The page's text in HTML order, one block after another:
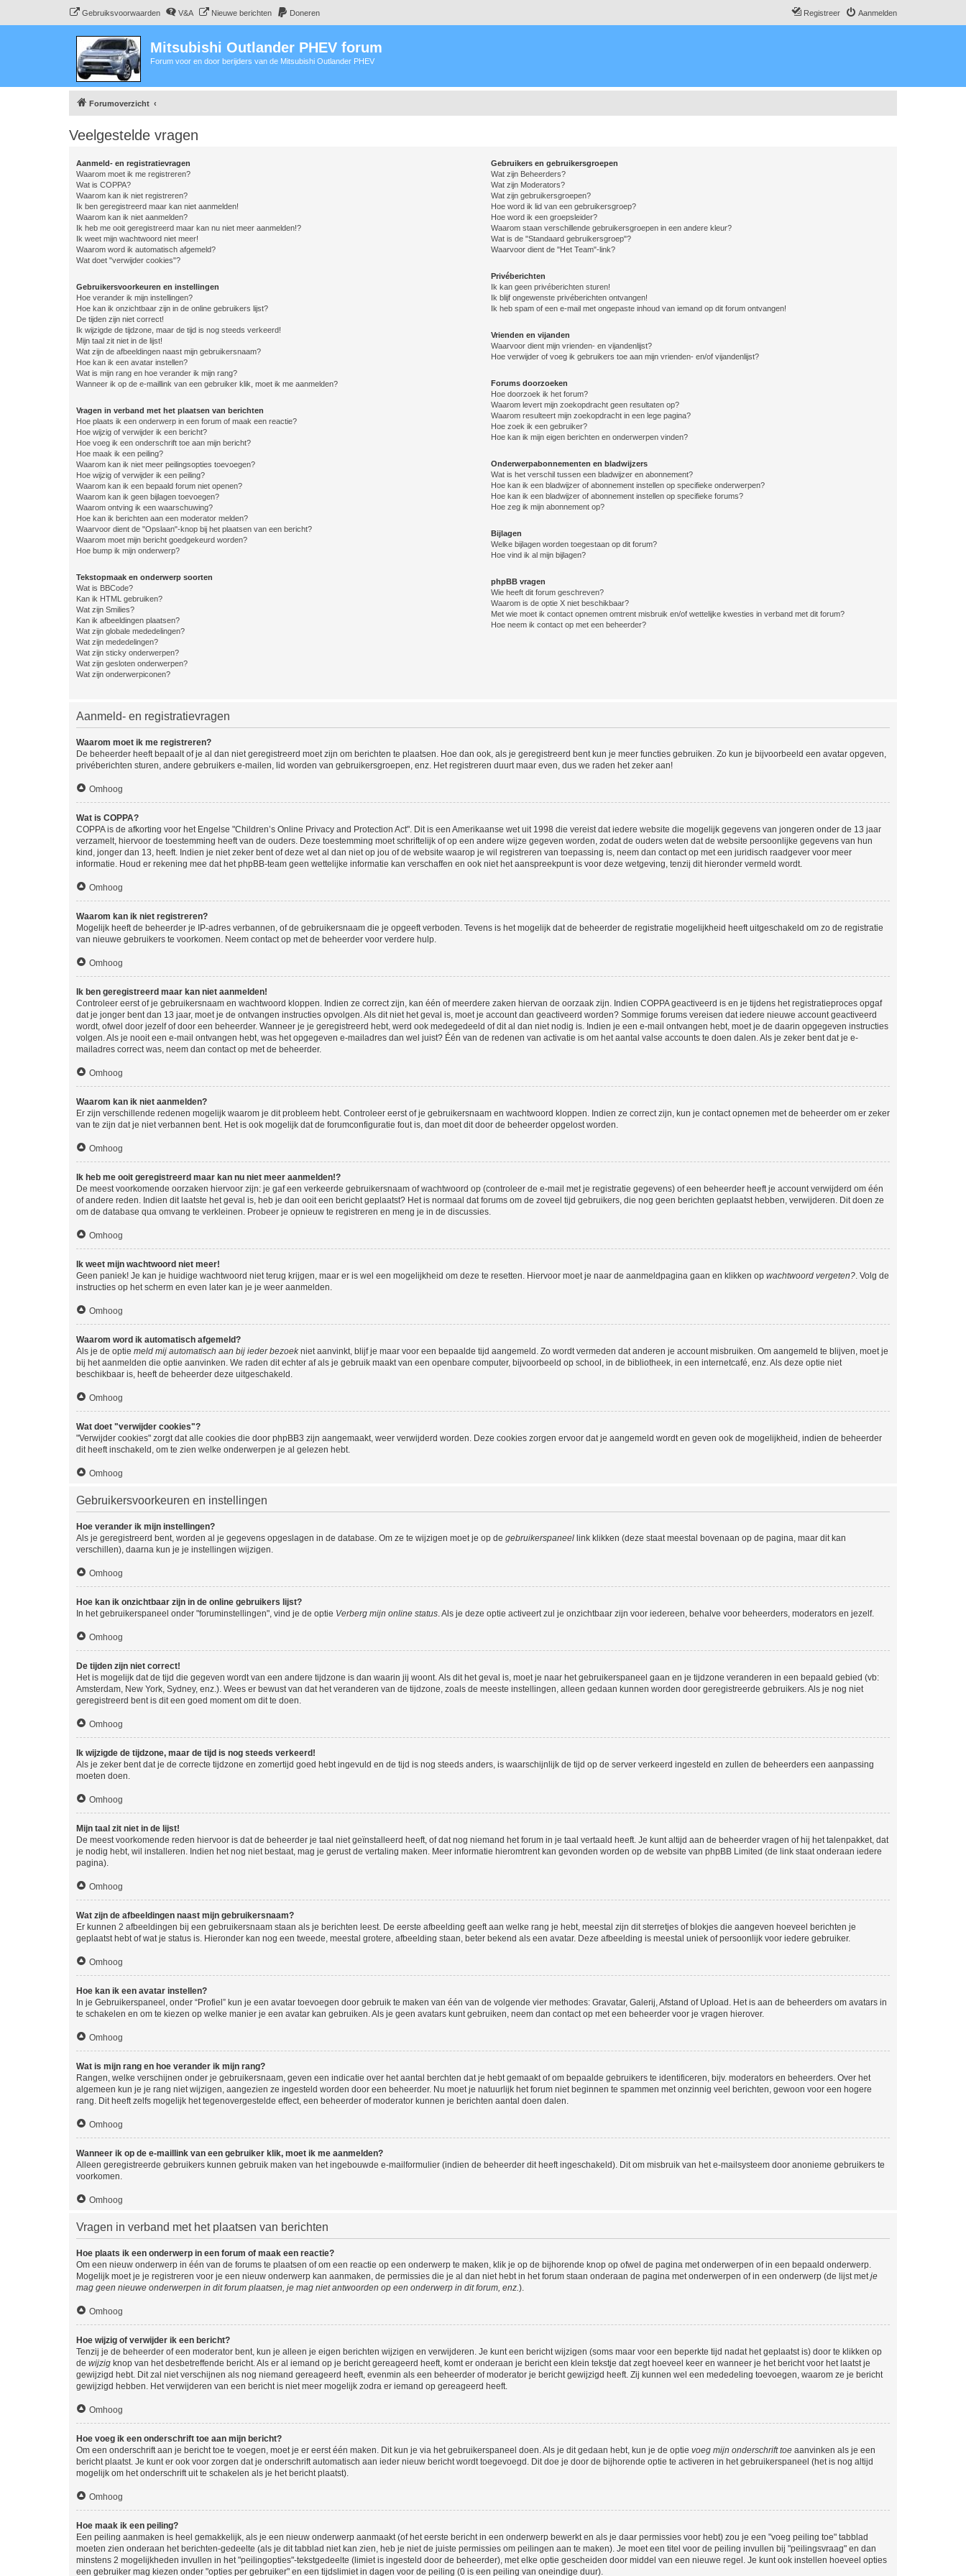
Gebruiksvoorwaarden V&A Nieuwe berichten Doneren Aanmelden
Registreer
Mitsubishi Outlander PHEV forum
Forum voor en door berijders van de Mitsubishi Outlander PHEV
Forumoverzicht
Veelgestelde vragen
Aanmeld- en registratievragen
Waarom moet ik me registreren?
Wat is COPPA?
Waarom kan ik niet registreren?
Ik ben geregistreerd maar kan niet aanmelden!
Waarom kan ik niet aanmelden?
Ik heb me ooit geregistreerd maar kan nu niet meer aanmelden!?
Ik weet mijn wachtwoord niet meer!
Waarom word ik automatisch afgemeld?
Wat doet "verwijder cookies"?
Gebruikersvoorkeuren en instellingen
Hoe verander ik mijn instellingen?
Hoe kan ik onzichtbaar zijn in de online gebruikers lijst?
De tijden zijn niet correct!
Ik wijzigde de tijdzone, maar de tijd is nog steeds verkeerd!
Mijn taal zit niet in de lijst!
Wat zijn de afbeeldingen naast mijn gebruikersnaam?
Hoe kan ik een avatar instellen?
Wat is mijn rang en hoe verander ik mijn rang?
Wanneer ik op de e-maillink van een gebruiker klik, moet ik me aanmelden?
Vragen in verband met het plaatsen van berichten
Hoe plaats ik een onderwerp in een forum of maak een reactie?
Hoe wijzig of verwijder ik een bericht?
Hoe voeg ik een onderschrift toe aan mijn bericht?
Hoe maak ik een peiling?
Waarom kan ik niet meer peilingsopties toevoegen?
Hoe wijzig of verwijder ik een peiling?
Waarom kan ik een bepaald forum niet openen?
Waarom kan ik geen bijlagen toevoegen?
Waarom ontving ik een waarschuwing?
Hoe kan ik berichten aan een moderator melden?
Waarvoor dient de "Opslaan"-knop bij het plaatsen van een bericht?
Waarom moet mijn bericht goedgekeurd worden?
Hoe bump ik mijn onderwerp?
Tekstopmaak en onderwerp soorten
Wat is BBCode?
Kan ik HTML gebruiken?
Wat zijn Smilies?
Kan ik afbeeldingen plaatsen?
Wat zijn globale mededelingen?
Wat zijn mededelingen?
Wat zijn sticky onderwerpen?
Wat zijn gesloten onderwerpen?
Wat zijn onderwerpiconen?
Gebruikers en gebruikersgroepen
Wat zijn Beheerders?
Wat zijn Moderators?
Wat zijn gebruikersgroepen?
Hoe word ik lid van een gebruikersgroep?
Hoe word ik een groepsleider?
Waarom staan verschillende gebruikersgroepen in een andere kleur?
Wat is de "Standaard gebruikersgroep"?
Waarvoor dient de "Het Team"-link?
Privéberichten
Ik kan geen privéberichten sturen!
Ik blijf ongewenste privéberichten ontvangen!
Ik heb spam of een e-mail met ongepaste inhoud van iemand op dit forum ontvangen!
Vrienden en vijanden
Waarvoor dient mijn vrienden- en vijandenlijst?
Hoe verwijder of voeg ik gebruikers toe aan mijn vrienden- en/of vijandenlijst?
Forums doorzoeken
Hoe doorzoek ik het forum?
Waarom levert mijn zoekopdracht geen resultaten op?
Waarom resulteert mijn zoekopdracht in een lege pagina?
Hoe zoek ik een gebruiker?
Hoe kan ik mijn eigen berichten en onderwerpen vinden?
Onderwerpabonnementen en bladwijzers
Wat is het verschil tussen een bladwijzer en abonnement?
Hoe kan ik een bladwijzer of abonnement instellen op specifieke onderwerpen?
Hoe kan ik een bladwijzer of abonnement instellen op specifieke forums?
Hoe zeg ik mijn abonnement op?
Bijlagen
Welke bijlagen worden toegestaan op dit forum?
Hoe vind ik al mijn bijlagen?
phpBB vragen
Wie heeft dit forum geschreven?
Waarom is de optie X niet beschikbaar?
Met wie moet ik contact opnemen omtrent misbruik en/of wettelijke kwesties in verband met dit forum?
Hoe neem ik contact op met een beheerder?
Aanmeld- en registratievragen
Waarom moet ik me registreren?
De beheerder heeft bepaalt of je al dan niet geregistreerd moet zijn om berichten te plaatsen. Hoe dan ook, als je geregistreerd bent kun je meer functies gebruiken. Zo kun je bijvoorbeeld een avatar opgeven,
privéberichten sturen, andere gebruikers e-mailen, lid worden van gebruikersgroepen, enz. Het registreren duurt maar even, dus we raden het zeker aan!
Omhoog
Wat is COPPA?
COPPA is de afkorting voor het Engelse "Children’s Online Privacy and Protection Act". Dit is een Amerikaanse wet uit 1998 die vereist dat iedere website die mogelijk gegevens van jongeren onder de 13 jaar
verzamelt, hiervoor de toestemming heeft van de ouders. Deze toestemming moet schriftelijk of op een andere wijze gegeven worden, zodat de ouders weten dat de website persoonlijke gegevens van hun
kind, jonger dan 13, heeft. Indien je niet zeker bent of deze wet al dan niet op jou of de website waarop je wil registreren van toepassing is, neem dan contact op met een juridisch raadgever voor meer
informatie. Houd er rekening mee dat het phpBB-team geen wettelijke informatie kan verschaffen en ook niet het aanspreekpunt is voor deze wetgeving, tenzij dit hieronder vermeld wordt.
Omhoog
Waarom kan ik niet registreren?
Mogelijk heeft de beheerder je IP-adres verbannen, of de gebruikersnaam die je opgeeft verboden. Tevens is het mogelijk dat de beheerder de registratie mogelijkheid heeft uitgeschakeld om zo de registratie
van nieuwe gebruikers te voorkomen. Neem contact op met de beheerder voor verdere hulp.
Omhoog
Ik ben geregistreerd maar kan niet aanmelden!
Controleer eerst of je gebruikersnaam en wachtwoord kloppen. Indien ze correct zijn, kan één of meerdere zaken hiervan de oorzaak zijn. Indien COPPA geactiveerd is en je tijdens het registratieproces opgaf
dat je jonger bent dan 13 jaar, moet je de ontvangen instructies opvolgen. Als dit niet het geval is, moet je account dan geactiveerd worden? Sommige forums vereisen dat iedere nieuwe account geactiveerd
wordt, ofwel door jezelf of door een beheerder. Wanneer je je geregistreerd hebt, werd ook medegedeeld of dit al dan niet nodig is. Indien je een e-mail ontvangen hebt, moet je de daarin opgegeven instructies
volgen. Als je nooit een e-mail ontvangen hebt, was het opgegeven e-mailadres dan wel juist? Één van de redenen van activatie is om het aantal valse accounts te doen dalen. Als je zeker bent dat je e-
mailadres correct was, neem dan contact op met de beheerder.
Omhoog
Waarom kan ik niet aanmelden?
Er zijn verschillende redenen mogelijk waarom je dit probleem hebt. Controleer eerst of je gebruikersnaam en wachtwoord kloppen. Indien ze correct zijn, kun je contact opnemen met de beheerder om er zeker
van te zijn dat je niet verbannen bent. Het is ook mogelijk dat de forumconfiguratie fout is, dan moet dit door de beheerder opgelost worden.
Omhoog
Ik heb me ooit geregistreerd maar kan nu niet meer aanmelden!?
De meest voorkomende oorzaken hiervoor zijn: je gaf een verkeerde gebruikersnaam of wachtwoord op (controleer de e-mail met je registratie gegevens) of een beheerder heeft je account verwijderd om één
of andere reden. Indien dit laatste het geval is, heb je dan ooit een bericht geplaatst? Het is normaal dat forums om de zoveel tijd gebruikers, die nog geen berichten geplaatst hebben, verwijderen. Dit doen ze
om de database qua omvang te verkleinen. Probeer je opnieuw te registreren en meng je in de discussies.
Omhoog
Ik weet mijn wachtwoord niet meer!
Geen paniek! Je kan je huidige wachtwoord niet terug krijgen, maar er is wel een mogelijkheid om deze te resetten. Hiervoor moet je naar de aanmeldpagina gaan en klikken op wachtwoord vergeten?. Volg de
instructies op het scherm en even later kan je je weer aanmelden.
Omhoog
Waarom word ik automatisch afgemeld?
Als je de optie meld mij automatisch aan bij ieder bezoekniet aanvinkt, blijf je maar voor een bepaalde tijd aangemeld. Zo wordt vermeden dat anderen je account misbruiken. Om aangemeld te blijven, moet je
bij het aanmelden die optie aanvinken. We raden dit echter af als je gebruik maakt van een openbare computer, bijvoorbeeld op school, in de bibliotheek, in een internetcafé, enz. Als deze optie niet
beschikbaar is, heeft de beheerder deze uitgeschakeld.
Omhoog
Wat doet "verwijder cookies"?
"Verwijder cookies" zorgt dat alle cookies die door phpBB3 zijn aangemaakt, weer verwijderd worden. Deze cookies zorgen ervoor dat je aangemeld wordt en geven ook de mogelijkheid, indien de beheerder
dit heeft inschakeld, om te zien welke onderwerpen je al gelezen hebt.
Omhoog
Gebruikersvoorkeuren en instellingen
Hoe verander ik mijn instellingen?
Als je geregistreerd bent, worden al je gegevens opgeslagen in de database. Om ze te wijzigen moet je op de gebruikerspaneel link klikken (deze staat meestal bovenaan op de pagina, maar dit kan
verschillen), daarna kun je je instellingen wijzigen.
Omhoog
Hoe kan ik onzichtbaar zijn in de online gebruikers lijst?
In het gebruikerspaneel onder "foruminstellingen", vind je de optie Verberg mijn online status. Als je deze optie activeert zul je onzichtbaar zijn voor iedereen, behalve voor beheerders, moderators en jezelf.
Omhoog
De tijden zijn niet correct!
Het is mogelijk dat de tijd die gegeven wordt van een andere tijdzone is dan waarin jij woont. Als dit het geval is, moet je naar het gebruikerspaneel gaan en je tijdzone veranderen in een bepaald gebied (vb:
Amsterdam, New York, Sydney, enz.). Wees er bewust van dat het veranderen van de tijdzone, zoals de meeste instellingen, alleen gedaan kunnen worden door geregistreerde gebruikers. Als je nog niet
geregistreerd bent is dit een goed moment om dit te doen.
Omhoog
Ik wijzigde de tijdzone, maar de tijd is nog steeds verkeerd!
Als je zeker bent dat je de correcte tijdzone en zomertijd goed hebt ingevuld en de tijd is nog steeds anders, is waarschijnlijk de tijd op de server verkeerd ingesteld en zullen de beheerders een aanpassing
moeten doen.
Omhoog
Mijn taal zit niet in de lijst!
De meest voorkomende reden hiervoor is dat de beheerder je taal niet geïnstalleerd heeft, of dat nog niemand het forum in je taal vertaald heeft. Je kunt altijd aan de beheerder vragen of hij het talenpakket, dat
je nodig hebt, wil installeren. Indien het nog niet bestaat, mag je gerust de vertaling maken. Meer informatie hieromtrent kan gevonden worden op de website van phpBB Limited (de link staat onderaan iedere
pagina).
Omhoog
Wat zijn de afbeeldingen naast mijn gebruikersnaam?
Er kunnen 2 afbeeldingen bij een gebruikersnaam staan als je berichten leest. De eerste afbeelding geeft aan welke rang je hebt, meestal zijn dit sterretjes of blokjes die aangeven hoeveel berichten je
geplaatst hebt of wat je status is. Hieronder kan nog een tweede, meestal grotere, afbeelding staan, beter bekend als een avatar. Deze afbeelding is meestal uniek of persoonlijk voor iedere gebruiker.
Omhoog
Hoe kan ik een avatar instellen?
In je Gebruikerspaneel, onder “Profiel” kun je een avatar toevoegen door gebruik te maken van één van de volgende vier methodes: Gravatar, Galerij, Afstand of Upload. Het is aan de beheerders om avatars in
te schakelen en om te kiezen op welke manier je een avatar kan gebruiken. Als je geen avatars kunt gebruiken, neem dan contact op met een beheerder voor je vragen hierover.
Omhoog
Wat is mijn rang en hoe verander ik mijn rang?
Rangen, welke verschijnen onder je gebruikersnaam, geven een indicatie over het aantal berchten dat je hebt gemaakt of om bepaalde gebruikers te identificeren, bijv. moderators en beheerders. Over het
algemeen kun je je rang niet wijzigen, aangezien ze ingesteld worden door een beheerder. Nu moet je natuurlijk het forum niet beginnen te spammen met onzinnig veel berichten, gewoon voor een hogere
rang. Dit heeft zelfs mogelijk het tegenovergestelde effect, een beheerder of moderator kunnen je berichten aantal doen dalen.
Omhoog
Wanneer ik op de e-maillink van een gebruiker klik, moet ik me aanmelden?
Alleen geregistreerde gebruikers kunnen gebruik maken van het ingebouwde e-mailformulier (indien de beheerder dit heeft ingeschakeld). Dit om misbruik van het e-mailsysteem door anonieme gebruikers te
voorkomen.
Omhoog
Vragen in verband met het plaatsen van berichten
Hoe plaats ik een onderwerp in een forum of maak een reactie?
Om een nieuw onderwerp in één van de forums te plaatsen of om een reactie op een onderwerp te maken, klik je op de bijhorende knop op ofwel de pagina met onderwerpen of in een bepaald onderwerp.
Mogelijk moet je je registreren voor je een nieuw onderwerp kan aanmaken, de permissies die je al dan niet hebt in het forum staan onderaan de pagina met onderwerpen of in een onderwerp (de lijst metje
mag geen nieuwe onderwerpen in dit forum plaatsen, je mag niet antwoorden op een onderwerp in dit forum, enz.).
Omhoog
Hoe wijzig of verwijder ik een bericht?
Tenzij je de beheerder of een moderator bent, kun je alleen je eigen berichten wijzigen en verwijderen. Je kunt een bericht wijzigen (soms maar voor een beperkte tijd nadat het geplaatst is) door te klikken op
de wijzig knop van het desbetreffende bericht. Als er al iemand op je bericht gereageerd heeft, komt er onderaan je bericht een klein tekstje dat zegt hoeveel keer en wanneer je het bericht voor het laatst je
gewijzigd hebt. Dit zal niet verschijnen als nog niemand gereageerd heeft, evenmin als een beheerder of moderator je bericht gewijzigd heeft. Zij kunnen wel een mededeling toevoegen, waarom ze je bericht
gewijzigd hebben. Het verwijderen van een bericht is niet meer mogelijk zodra er iemand op gereageerd heeft.
Omhoog
Hoe voeg ik een onderschrift toe aan mijn bericht?
Om een onderschrift aan je bericht toe te voegen, moet je er eerst één maken. Dit kun je via het gebruikerspaneel doen. Als je dit gedaan hebt, kun je de optie voeg mijn onderschrift toe aanvinken als je een
bericht plaatst. Je kunt er ook voor zorgen dat je onderschrift automatisch aan ieder nieuw bericht wordt toegevoegd. Dit doe je door de bijhorende optie te activeren in het gebruikerspaneel (het is nog altijd
mogelijk om het onderschrift uit te schakelen als je het bericht plaatst).
Omhoog
Hoe maak ik een peiling?
Een peiling aanmaken is heel gemakkelijk, als je een nieuw onderwerp aanmaakt (of het eerste bericht in een onderwerp bewerkt en als je daar permissies voor hebt) zou je een "voeg peiling toe" tabblad
moeten zien onderaan het berichten-gedeelte (als je dit tabblad niet kan zien, heb je niet de juiste permissies om peilingen aan te maken). Je moet een titel voor de peiling invullen bij "peilingsvraag" en dan
minstens 2 mogelijkheden invullen in het "peilingopties"-tekstgedeelte (limiet is ingesteld door de beheerder), met elke optie gescheiden door middel van een nieuwe regel. Je kunt ook instellen hoeveel opties
een gebruiker mag kiezen onder "opties per gebruiker" en een tijdslimiet in dagen voor de peiling (0 is een peiling van oneindige duur).